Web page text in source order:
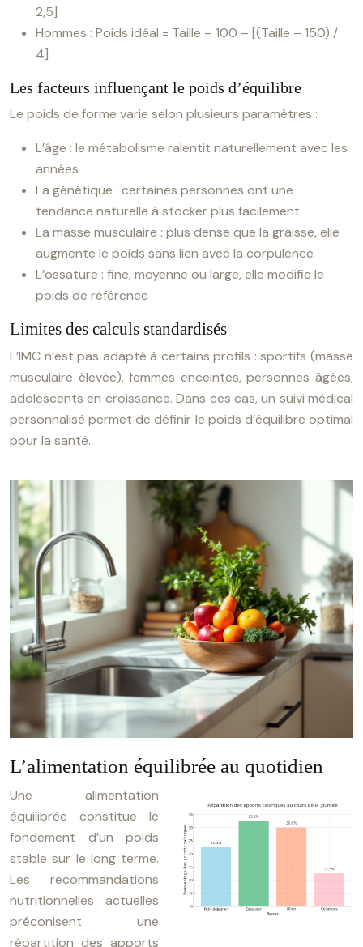
2,5]
Hommes : Poids idéal = Taille – 100 – [(Taille – 150) /
4]
Les facteurs influençant le poids d’équilibre
Le poids de forme varie selon plusieurs paramètres :
L’âge : le métabolisme ralentit naturellement avec les
années
La génétique : certaines personnes ont une
tendance naturelle à stocker plus facilement
La masse musculaire : plus dense que la graisse, elle
augmente le poids sans lien avec la corpulence
L’ossature : fine, moyenne ou large, elle modifie le
poids de référence
Limites des calculs standardisés
L’IMC n’est pas adapté à certains profils : sportifs (masse
musculaire élevée), femmes enceintes, personnes âgées,
adolescents en croissance. Dans ces cas, un suivi médical
personnalisé permet de définir le poids d’équilibre optimal
pour la santé.
L’alimentation équilibrée au quotidien
Une alimentation
équilibrée constitue le
fondement d’un poids
stable sur le long terme.
Les recommandations
nutritionnelles actuelles
préconisent une
répartition des apports